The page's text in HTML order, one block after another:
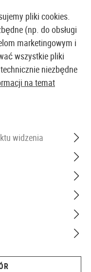
I HURTOWNIA
pliki cookies.
(np. do obsługi
marketingowym i
wszystkie pliki
niezbędne
na temat
widzenia